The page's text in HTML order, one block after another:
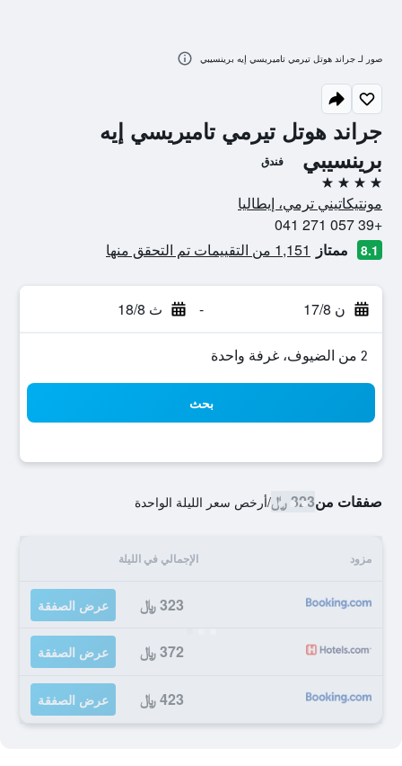
جراند هوتل تيرمي تاميريسي إيه
برينسيبي
فندق
4 نجوم
مونتيكاتيني ترمي، إيطاليا
+39 057 271 041
8.1 ممتاز 1,151 من التقييمات تم التحقق منها
ن 17/8 - ث 18/8
2 من الضيوف، غرفة واحدة
بحث
صفقات من323 ﷼ /أرخص سعر الليلة الواحدة
مزود الإجمالي في الليلة
323 ﷼ عرض الصفقة
372 ﷼ عرض الصفقة
423 ﷼ عرض الصفقة
صور لـ جراند هوتل تيرمي تاميريسي إيه برينسيبي